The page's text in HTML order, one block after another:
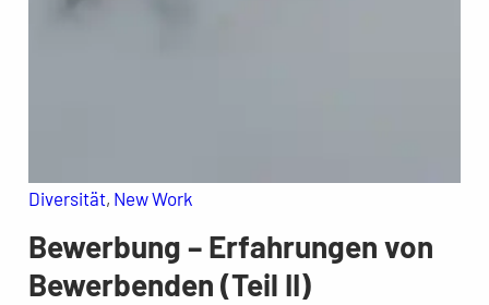
Diversität, New Work
Bewerbung – Erfahrungen von
Bewerbenden (Teil II)